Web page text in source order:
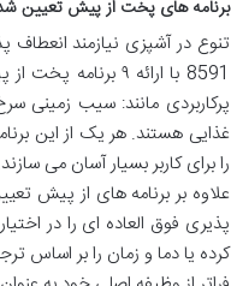
برنامه های پخت از پیش تعیین
8591 با ارائه ۹
پرکاربردی مانند: سیب زمینی
غذایی هستند. هر یک از این
را برای کاربر بسیار آسان می
پذیری فوق العاده ای را در
کرده یا دما و زمان را بر اساس